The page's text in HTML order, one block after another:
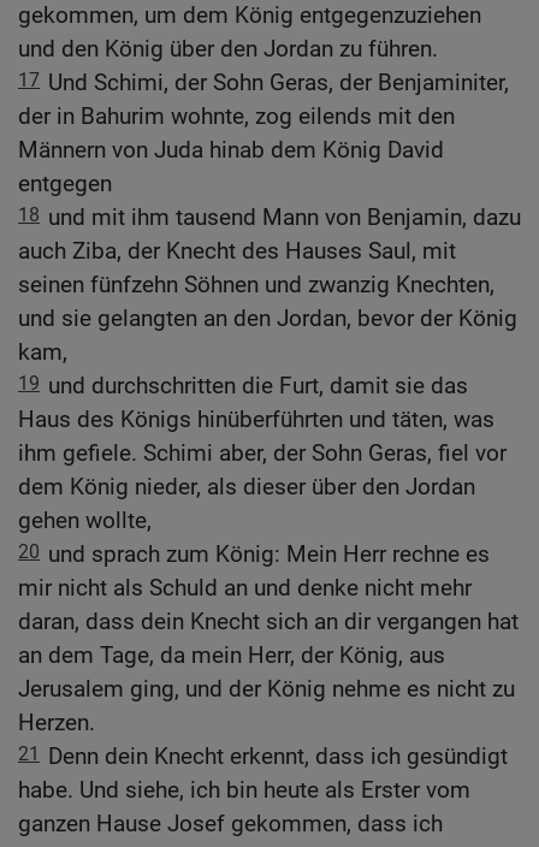
gekommen, um dem König entgegenzuziehen
und den König über den Jordan zu führen.
17 Und Schimi, der Sohn Geras, der Benjaminiter,
der in Bahurim wohnte, zog eilends mit den
Männern von Juda hinab dem König David
entgegen
18 und mit ihm tausend Mann von Benjamin, dazu
auch Ziba, der Knecht des Hauses Saul, mit
seinen fünfzehn Söhnen und zwanzig Knechten,
und sie gelangten an den Jordan, bevor der König
kam,
19 und durchschritten die Furt, damit sie das
Haus des Königs hinüberführten und täten, was
ihm gefiele. Schimi aber, der Sohn Geras, fiel vor
dem König nieder, als dieser über den Jordan
gehen wollte,
20 und sprach zum König: Mein Herr rechne es
mir nicht als Schuld an und denke nicht mehr
daran, dass dein Knecht sich an dir vergangen hat
an dem Tage, da mein Herr, der König, aus
Jerusalem ging, und der König nehme es nicht zu
Herzen.
21
Denn dein Knecht erkennt, dass ich gesündigt
habe. Und siehe, ich bin heute als Erster vom
ganzen Hause Josef gekommen, dass ich